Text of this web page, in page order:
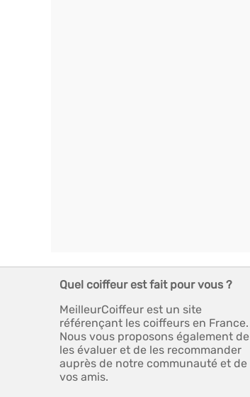
Quel coiffeur est fait pour vous ?
MeilleurCoiffeur est un site
référençant les coiffeurs en France.
Nous vous proposons également de
les évaluer et de les recommander
auprès de notre communauté et de
vos amis.